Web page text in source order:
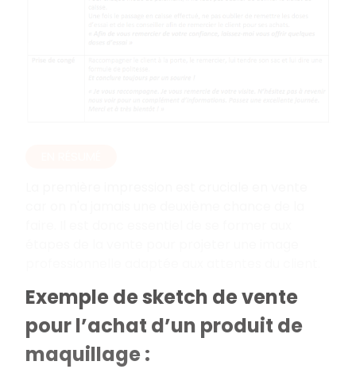
Exemple de sketch de vente
pour l’achat d’un produit de
maquillage :